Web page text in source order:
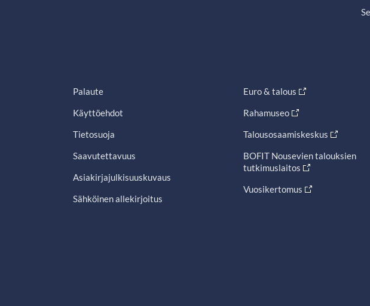
Palaute
Käyttöehdot
Tietosuoja
Saavutettavuus
Asiakirjajulkisuuskuvaus
Sähköinen allekirjoitus
Euro & talous
Rahamuseo
Talousosaamiskeskus
BOFIT Nousevien talouksien
tutkimuslaitos
Vuosikertomus